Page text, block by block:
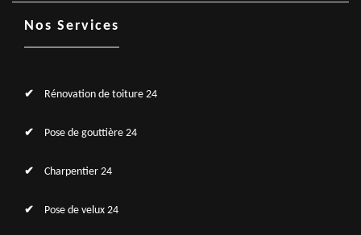
Nos Services
Rénovation de toiture 24
Pose de gouttière 24
Charpentier 24
Pose de velux 24